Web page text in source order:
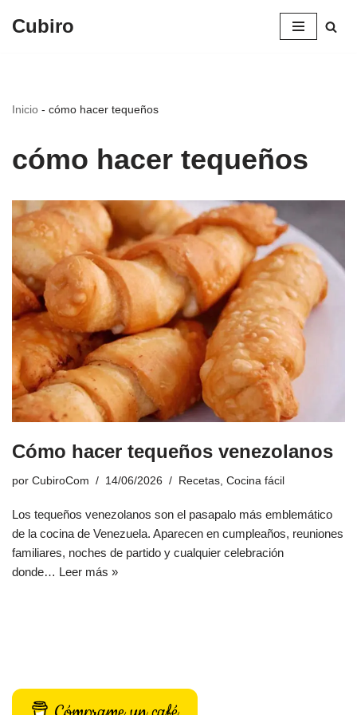
Cubiro
Inicio - cómo hacer tequeños
cómo hacer tequeños
Cómo hacer tequeños venezolanos
por CubiroCom 14/06/2026 Recetas, Cocina fácil
Los tequeños venezolanos son el pasapalo más emblemático
de la cocina de Venezuela. Aparecen en cumpleaños, reuniones
familiares, noches de partido y cualquier celebración
donde… Leer más »